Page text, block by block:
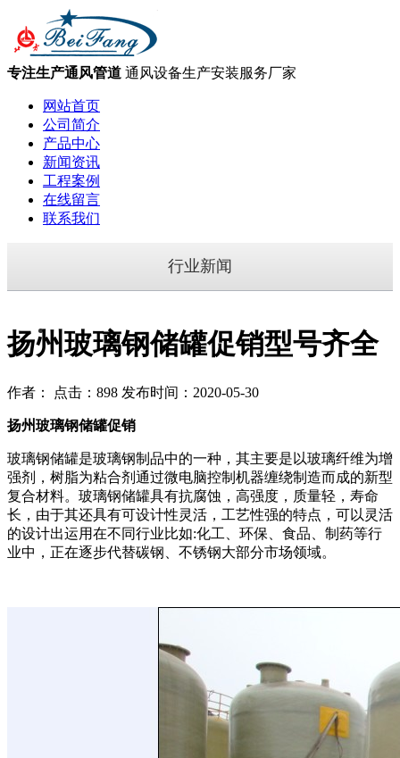
专注生产通风管道 通风设备生产安装服务厂家
网站首页
公司简介
产品中心
新闻资讯
工程案例
在线留言
联系我们
行业新闻
扬州玻璃钢储罐促销型号齐全
作者： 点击：898 发布时间：2020-05-30
扬州玻璃钢储罐促销
玻璃钢储罐是玻璃钢制品中的一种，其主要是以玻璃纤维为增
强剂，树脂为粘合剂通过微电脑控制机器缠绕制造而成的新型
复合材料。玻璃钢储罐具有抗腐蚀，高强度，质量轻，寿命
长，由于其还具有可设计性灵活，工艺性强的特点，可以灵活
的设计出运用在不同行业比如:化工、环保、食品、制药等行
业中，正在逐步代替碳钢、不锈钢大部分市场领域。